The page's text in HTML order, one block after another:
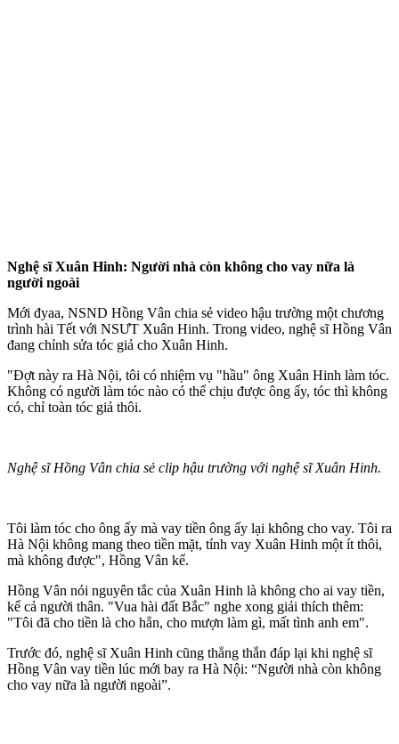
Nghệ sĩ Xuân Hinh: Người nhà còn không cho vay nữa là
người ngoài
Mới đyaa, NSND Hồng Vân chia sẻ video hậu trường một chương
trình hài Tết với NSƯT Xuân Hinh. Trong video, nghệ sĩ Hồng Vân
đang chỉnh sửa tóc giả cho Xuân Hinh.
"Đợt này ra Hà Nội, tôi có nhiệm vụ "hầu" ông Xuân Hinh làm tóc.
Không có người làm tóc nào có thể chịu được ông ấy, tóc thì không
có, chỉ toàn tóc giả thôi.
Nghệ sĩ Hồng Vân chia sẻ clip hậu trường với nghệ sĩ Xuân Hinh.
Tôi làm tóc cho ông ấy mà vay tiền ông ấy lại không cho vay. Tôi ra
Hà Nội không mang theo tiền mặt, tính vay Xuân Hinh một ít thôi,
mà không được", Hồng Vân kể.
Hồng Vân nói nguyên tắc của Xuân Hinh là không cho ai vay tiền,
kể cả người thân. "Vua hài đất Bắc" nghe xong giải thích thêm:
"Tôi đã cho tiền là cho hẳn, cho mượn làm gì, mất tình anh em".
Trước đó, nghệ sĩ Xuân Hinh cũng thẳng thắn đáp lại khi nghệ sĩ
Hồng Vân vay tiền lúc mới bay ra Hà Nội: “Người nhà còn không
cho vay nữa là người ngoài”.